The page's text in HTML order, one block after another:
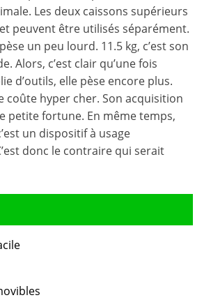
Les deux caissons supérieurs
peuvent être utilisés séparément.
un peu lourd. 11.5 kg, c’est son
Alors, c’est clair qu’une fois
d’outils, elle pèse encore plus.
coûte hyper cher. Son acquisition
petite fortune. En même temps,
un dispositif à usage
donc le contraire qui serait